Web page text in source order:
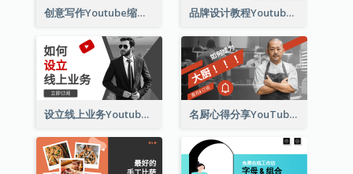
创意写作Youtube缩略图的3个技巧 品牌设计教程Youtube影片缩图
设立线上业务Youtube影片缩图 名厨心得分享YouTube影片缩图